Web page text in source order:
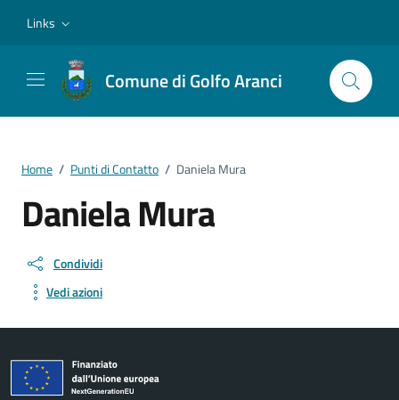
Links
Comune di Golfo Aranci
Home / Punti di Contatto / Daniela Mura
Daniela Mura
Condividi
Vedi azioni